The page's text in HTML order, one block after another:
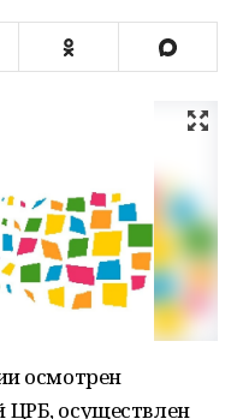
осмотрен
осуществлен